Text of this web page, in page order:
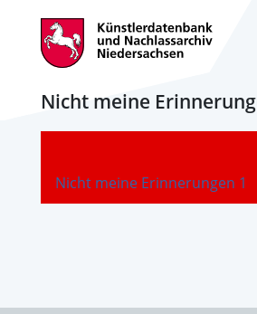
Nicht meine
Nicht meine Erinnerungen 1